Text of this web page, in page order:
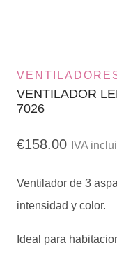
VENTILADOR
7026
€158.00 IVA
Ventilador de 3
intensidad y color.
Ideal para